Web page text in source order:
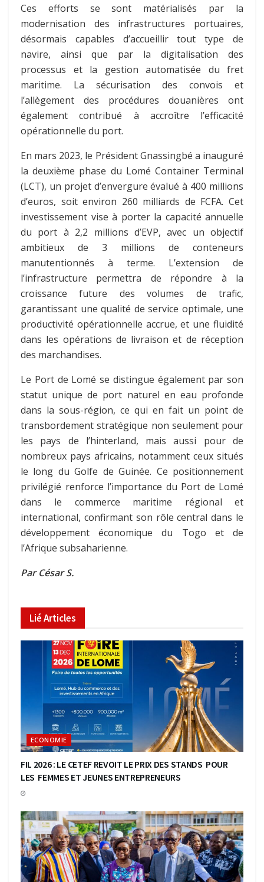
Ces efforts se sont matérialisés par la
modernisation des infrastructures portuaires,
désormais capables d’accueillir tout type de
navire, ainsi que par la digitalisation des
processus et la gestion automatisée du fret
maritime. La sécurisation des convois et
l’allègement des procédures douanières ont
également contribué à accroître l’efficacité
opérationnelle du port.
En mars 2023, le Président Gnassingbé a inauguré
la deuxième phase du Lomé Container Terminal
(LCT), un projet d’envergure évalué à 400 millions
d’euros, soit environ 260 milliards de FCFA. Cet
investissement vise à porter la capacité annuelle
du port à 2,2 millions d’EVP, avec un objectif
ambitieux de 3 millions de conteneurs
manutentionnés à terme. L’extension de
l’infrastructure permettra de répondre à la
croissance future des volumes de trafic,
garantissant une qualité de service optimale, une
productivité opérationnelle accrue, et une fluidité
dans les opérations de livraison et de réception
des marchandises.
Le Port de Lomé se distingue également par son
statut unique de port naturel en eau profonde
dans la sous-région, ce qui en fait un point de
transbordement stratégique non seulement pour
les pays de l’hinterland, mais aussi pour de
nombreux pays africains, notamment ceux situés
le long du Golfe de Guinée. Ce positionnement
privilégié renforce l’importance du Port de Lomé
dans le commerce maritime régional et
international, confirmant son rôle central dans le
développement économique du Togo et de
l’Afrique subsaharienne.
Par César S.
LiéArticles
ECONOMIE
FIL 2026 : LE CETEF REVOIT LE PRIX DES STANDS POUR
LES FEMMES ET JEUNES ENTREPRENEURS